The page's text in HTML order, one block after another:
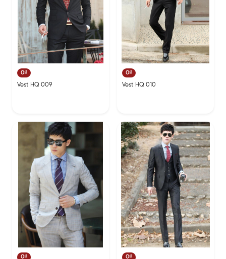
0₫
Vest HQ 009
0₫
Vest HQ 010
0₫ 0₫